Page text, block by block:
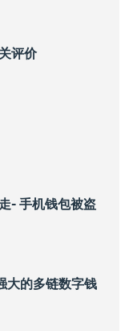
评价
- 手机钱包被盗
大的多链数字钱